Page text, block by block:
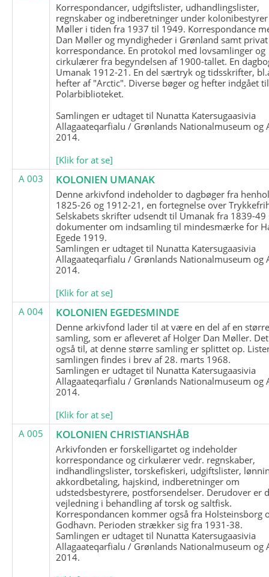
Korrespondancer, udgiftslister, udhandlingslister,
regnskaber og indberetninger under
Møller i tiden fra 1937 til 1949. Korrespondance
Dan Møller og myndigheder i Grønland samt privat
korrespondance. En protokol med lovsamlinger og
cirkulærer fra begyndelsen af 1900-tallet. En
Umanak 1912-21. En del særtryk og tidsskrifter,
hefter af "Arctic". Diverse bøger og hefter indgået til
Polarbiblioteket.
Samlingen er udtaget til Nunatta Katersugaasivia
Allagaateqarfialu / Grønlands Nationalmuseum og
2014.
[Klik for at se]
A 003
KOLONIEN UMANAK
Denne arkivfond indeholder to dagbøger fra
1825-26 og 1912-21, en fortegnelse over
Selskabets skrifter udsendt til Umanak fra 1839-49
dokumenter om indsamling til mindesmærke for
Egede 1919.
Samlingen er udtaget til Nunatta Katersugaasivia
Allagaateqarfialu / Grønlands Nationalmuseum og
2014.
[Klik for at se]
A 004
KOLONIEN EGEDESMINDE
Denne arkivfond lader til at være en del af en
samling, som er afleveret af Holger Dan Møller.
også til, at denne større samling er splittet op.
samlingen findes i brev af 28. marts 1968.
Samlingen er udtaget til Nunatta Katersugaasivia
Allagaateqarfialu / Grønlands Nationalmuseum og
2014.
[Klik for at se]
A 005
KOLONIEN CHRISTIANSHÅB
Arkivfonden er forskelligartet og indeholder
korrespondance og cirkulærer vedr. regnskaber,
indhandlingslister, torskefiskeri, udgiftslister,
akkordbetaling, hajskind, indberetninger om
udstedsbestyrere, postforsendelser. Derudover er
vejledning i behandling af torsk og saltfisk.
Korrespondancen kommer også fra Holsteinsborg
Godhavn. Perioden strækker sig fra 1931-38.
Samlingen er udtaget til Nunatta Katersugaasivia
Allagaateqarfialu / Grønlands Nationalmuseum og
2014.